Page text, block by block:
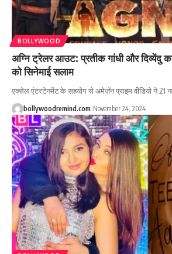
BOLLYWOOD
अग्नि ट्रेलर आउट: प्रतीक गांधी और दिव्येंदु
को सिनेमाई सलाम
एक्सेल एंटरटेनमेंट के सहयोग से अमेज़ॅन प्राइम वीडियो ने 21
bollywoodremind.com November 24, 2024